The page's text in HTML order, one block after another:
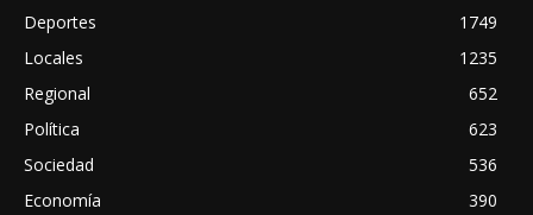
Deportes
1749
Locales
1235
Regional
652
Política
623
Sociedad
536
Economía
390